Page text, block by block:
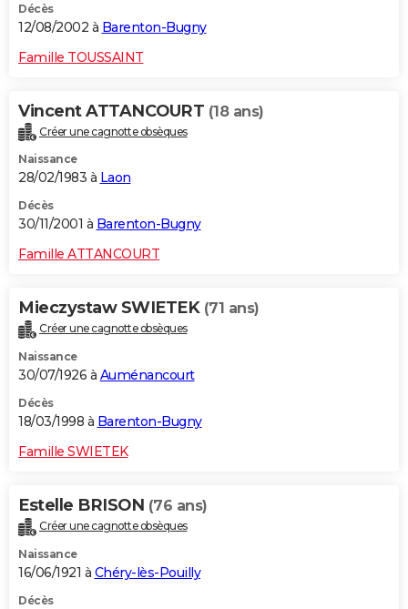
Décès
12/08/2002 à Barenton-Bugny
Famille TOUSSAINT
Vincent ATTANCOURT (18 ans)
Créer une cagnotte obsèques
Naissance
28/02/1983 à Laon
Décès
30/11/2001 à Barenton-Bugny
Famille ATTANCOURT
Mieczystaw SWIETEK (71 ans)
Créer une cagnotte obsèques
Naissance
30/07/1926 à Auménancourt
Décès
18/03/1998 à Barenton-Bugny
Famille SWIETEK
Estelle BRISON (76 ans)
Créer une cagnotte obsèques
Naissance
16/06/1921 à Chéry-lès-Pouilly
Décès